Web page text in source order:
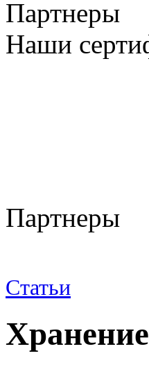
Партнеры
Наши
Партнеры
Статьи